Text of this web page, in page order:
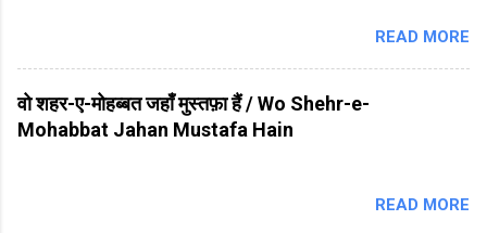
READ MORE
वो शहर-ए-मोहब्बत जहाँ मुस्तफ़ा हैं / Wo Shehr-e-
Mohabbat Jahan Mustafa Hain
READ MORE